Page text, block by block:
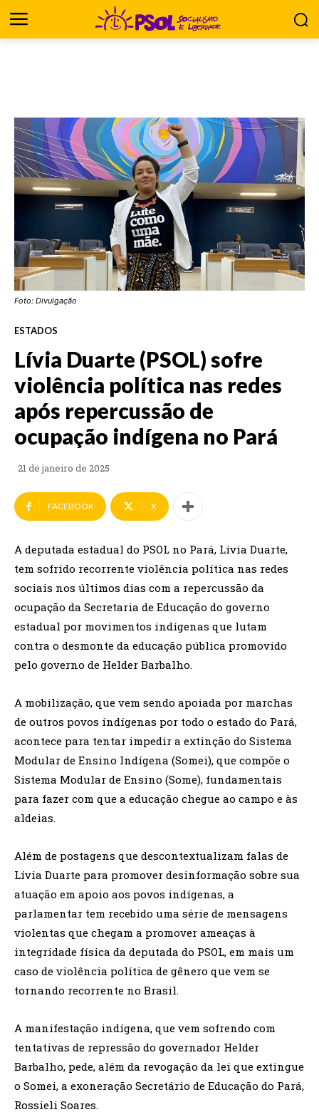
Foto: Divulgação
ESTADOS
Lívia Duarte (PSOL) sofre
violência política nas redes
após repercussão de
ocupação indígena no Pará
21 de janeiro de 2025
FACEBOOK X
A deputada estadual do PSOL no Pará, Lívia Duarte,
tem sofrido recorrente violência política nas redes
sociais nos últimos dias com a repercussão da
ocupação da Secretaria de Educação do governo
estadual por movimentos indígenas que lutam
contra o desmonte da educação pública promovido
pelo governo de Helder Barbalho.
A mobilização, que vem sendo apoiada por marchas
de outros povos indígenas por todo o estado do Pará,
acontece para tentar impedir a extinção do Sistema
Modular de Ensino Indígena (Somei), que compõe o
Sistema Modular de Ensino (Some), fundamentais
para fazer com que a educação chegue ao campo e às
aldeias.
Além de postagens que descontextualizam falas de
Lívia Duarte para promover desinformação sobre sua
atuação em apoio aos povos indígenas, a
parlamentar tem recebido uma série de mensagens
violentas que chegam a promover ameaças à
integridade física da deputada do PSOL, em mais um
caso de violência política de gênero que vem se
tornando recorrente no Brasil.
A manifestação indígena, que vem sofrendo com
tentativas de repressão do governador Helder
Barbalho, pede, além da revogação da lei que extingue
o Somei, a exoneração Secretário de Educação do Pará,
Rossieli Soares.